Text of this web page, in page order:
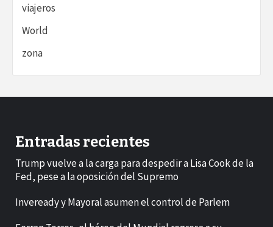
viajeros
World
zona
Entradas recientes
Trump vuelve a la carga para despedir a Lisa Cook de la
Fed, pese a la oposición del Supremo
Inveready y Mayoral asumen el control de Parlem